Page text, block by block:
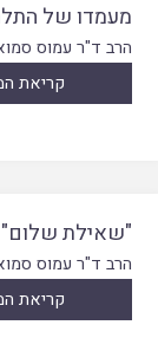
מעמדו של
הרב ד"ר עמוס
קריאת
"שאילת שלום"
הרב ד"ר עמוס
קריאת